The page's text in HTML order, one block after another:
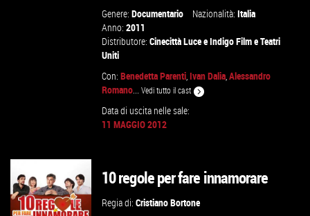
Genere:Documentario Nazionalità:Italia
Anno:2011
Distributore:Cinecittà LuceeIndigo FilmeTeatri
Uniti
Con:Benedetta Parenti,Ivan Dalia,Alessandro
Romano...Vedi tutto il cast
Data di uscita nelle sale:
11 MAGGIO 2012
10 regole per fare innamorare
Regia di:Cristiano Bortone